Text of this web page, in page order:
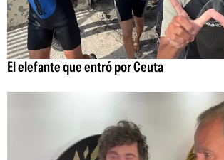
El elefante que entró por Ceuta